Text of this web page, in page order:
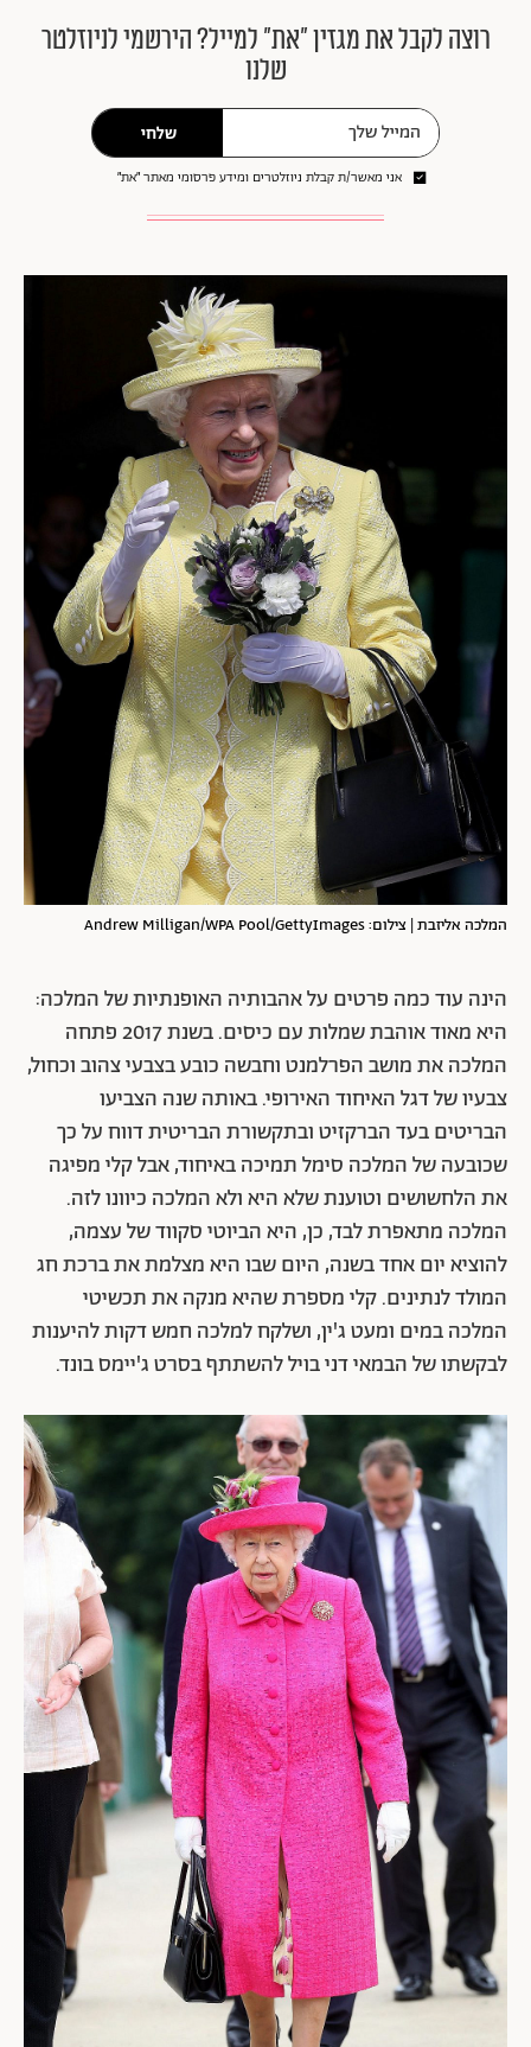
רוצה לקבל את מגזין ״את״ למייל? הירשמי לניוזלטר
שלנו
שלחי
אני מאשר/ת קבלת ניוזלטרים ומידע פרסומי מאתר ״את״
המלכה אליזבת | צילום: Andrew Milligan/WPA Pool/GettyImages
הינה עוד כמה פרטים על אהבותיה האופנתיות של המלכה:
היא מאוד אוהבת שמלות עם כיסים. בשנת 2017 פתחה
המלכה את מושב הפרלמנט וחבשה כובע בצבעי צהוב וכחול,
צבעיו של דגל האיחוד האירופי. באותה שנה הצביעו
הבריטים בעד הברקזיט ובתקשורת הבריטית דווח על כך
שכובעה של המלכה סימל תמיכה באיחוד, אבל קלי מפיגה
את הלחשושים וטוענת שלא היא ולא המלכה כיוונו לזה.
המלכה מתאפרת לבד, כן, היא הביוטי סקווד של עצמה,
להוציא יום אחד בשנה, היום שבו היא מצלמת את ברכת חג
המולד לנתינים. קלי מספרת שהיא מנקה את תכשיטי
המלכה במים ומעט ג'ין, ושלקח למלכה חמש דקות להיענות
לבקשתו של הבמאי דני בויל להשתתף בסרט ג'יימס בונד.